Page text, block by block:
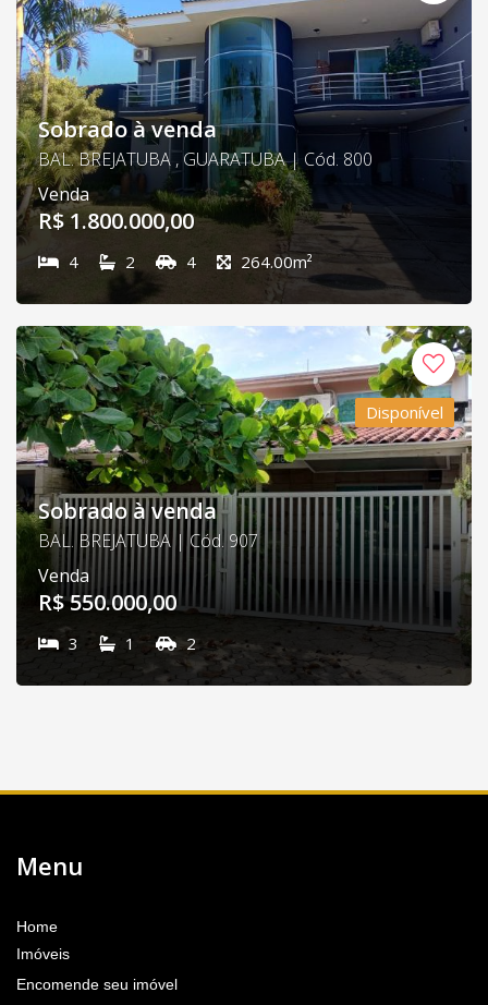
Sobrado à venda
BAL. BREJATUBA , GUARATUBA | Cód. 800
Venda
R$ 1.800.000,00
4 2 4 264.00m²
Disponível
Sobrado à venda
BAL. BREJATUBA | Cód. 907
Venda
R$ 550.000,00
3 1 2
Menu
Home
Imóveis
Encomende seu imóvel